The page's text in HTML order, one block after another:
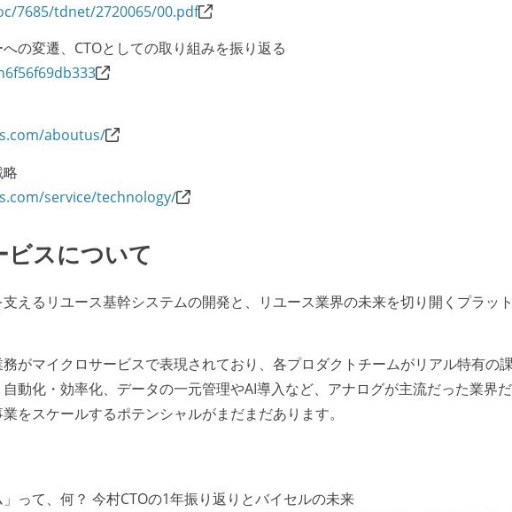
7685/tdnet/2720065/00.pdf
の変遷、CTOとしての取り組みを振り返る
aboutus/
service/technology/
ビスについて
えるリユース基幹システムの開発と、リユース業界の未来を切り開くプラッ
がマイクロサービスで表現されており、各プロダクトチームがリアル特有の
動化・効率化、データの一元管理やAI導入など、アナログが主流だった業界
をスケールするポテンシャルがまだまだあります。
」って、何？ 今村CTOの1年振り返りとバイセルの未来